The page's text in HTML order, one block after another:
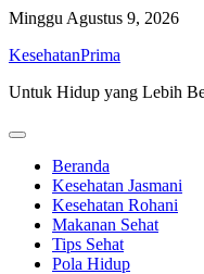
Skip
content
Minggu Agustus 9, 2026
KesehatanPrima
Untuk Hidup yang Lebih
Beranda
Kesehatan Jasmani
Kesehatan Rohani
Makanan Sehat
Tips Sehat
Pola Hidup